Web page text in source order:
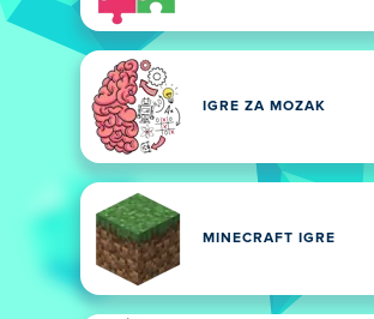
IGRE ZA MOZAK
MINECRAFT IGRE